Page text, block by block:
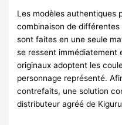
Les modèles authentiques
combinaison de
sont faites en une seule
se ressent immédiatement
originaux adoptent les
personnage représenté.
contrefaits, une solution
distributeur agréé de